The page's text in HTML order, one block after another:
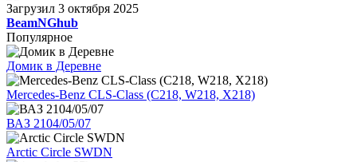
Загрузил 3 октября 2025
BeamNGhub
Популярное
Домик в Деревне
Mercedes-Benz CLS-Class (C218, W218, X218)
ВАЗ 2104/05/07
Arctic Circle SWDN